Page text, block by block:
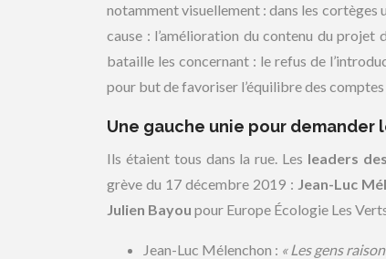
notamment visuellement : dans les
cause : l’amélioration du contenu du projet
bataille les concernant : le refus de
pour but de favoriser l’équilibre des
Une gauche unie pour
Ils étaient tous dans la rue. Les leaders
grève du 17 décembre 2019 : Jean-Luc
Julien Bayou pour Europe Écologie Les
Jean-Luc Mélenchon : « Les gens